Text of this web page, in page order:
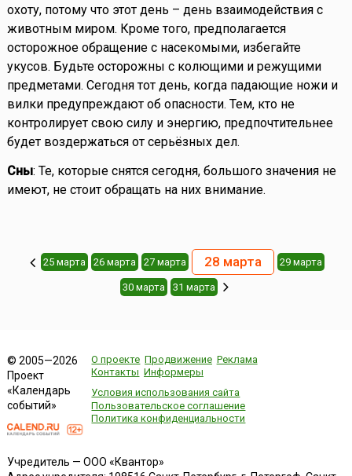
охоту, потому что этот день – день взаимодействия с
животным миром. Кроме того, предполагается
осторожное обращение с насекомыми, избегайте
укусов. Будьте осторожны с колющими и режущими
предметами. Сегодня тот день, когда падающие ножи и
вилки предупреждают об опасности. Тем, кто не
контролирует свою силу и энергию, предпочтительнее
будет воздержаться от серьёзных дел.
Сны: Те, которые снятся сегодня, большого значения не
имеют, не стоит обращать на них внимание.
25 марта 26 марта 27 марта 28 марта 29 марта
30 марта 31 марта
© 2005—2026
Проект
«Календарь
событий»
О проекте Продвижение Реклама
Контакты Информеры
Условия использования сайта
Пользовательское соглашение
Политика конфиденциальности
Учредитель — ООО «Квантор»